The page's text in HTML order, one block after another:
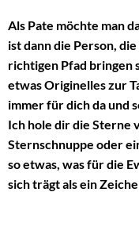
Als Pate möchte man
ist dann die Person,
richtigen Pfad bringen
etwas Originelles zur
immer für dich da und
Ich hole dir die Sterne
Sternschnuppe oder
so etwas, was für die
sich trägt als ein